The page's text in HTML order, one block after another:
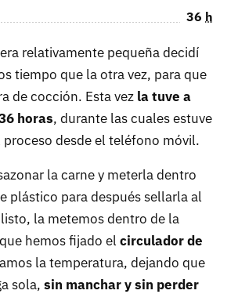
36 h
relativamente pequeña decidí
tiempo que la otra vez, para que
de cocción. Esta vez la tuve a
horas, durante las cuales estuve
desde el teléfono móvil.
la carne y meterla dentro
plástico para después sellarla al
la metemos dentro de la
hemos fijado el circulador de
la temperatura, dejando que
sola, sin manchar y sin perder